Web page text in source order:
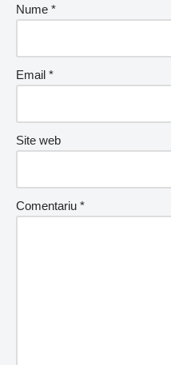
Nume *
Email *
Site web
Comentariu *